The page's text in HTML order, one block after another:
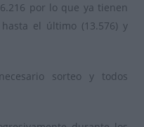
por lo que ya tienen
el último (13.576) y
sorteo y todos